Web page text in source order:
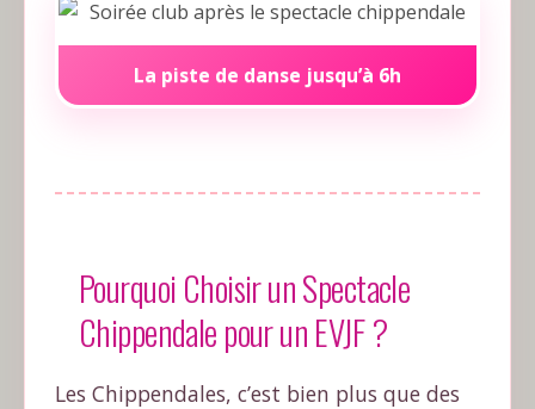
La piste de danse jusqu’à 6h
Pourquoi Choisir un Spectacle
Chippendale pour un EVJF ?
Les Chippendales, c’est bien plus que des